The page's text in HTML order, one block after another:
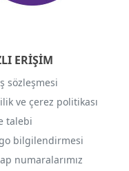
ERİŞİM
sözleşmesi
ve çerez politikası
talebi
bilgilendirmesi
numaralarımız